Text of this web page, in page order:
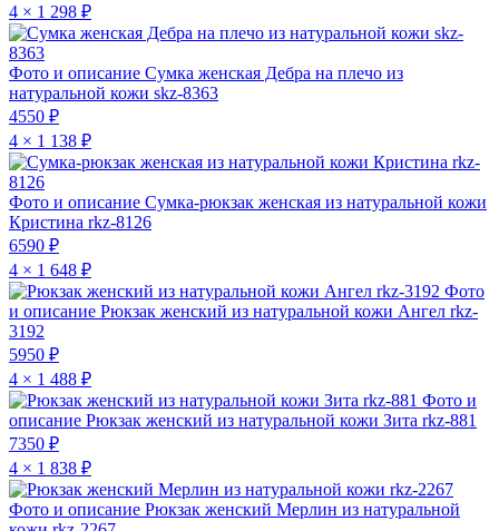
4 × 1 298 ₽
Фото и описание Сумка женская Дебра на плечо из
натуральной кожи skz-8363
4550 ₽
4 × 1 138 ₽
Фото и описание Сумка-рюкзак женская из натуральной кожи
Кристина rkz-8126
6590 ₽
4 × 1 648 ₽
Фото
и описание Рюкзак женский из натуральной кожи Ангел rkz-
3192
5950 ₽
4 × 1 488 ₽
Фото и
описание Рюкзак женский из натуральной кожи Зита rkz-881
7350 ₽
4 × 1 838 ₽
Фото и описание Рюкзак женский Мерлин из натуральной